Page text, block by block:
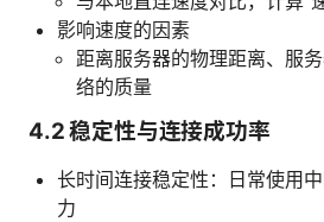
影响速度的因素
距离服务器的物理距离、服
络的质量
4.2 稳定性与连接成功率
长时间连接稳定性：日常使用
力